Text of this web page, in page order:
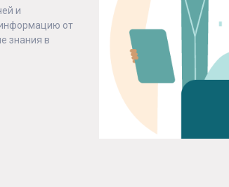
и
от
знания в